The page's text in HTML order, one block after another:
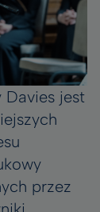
Davies jest
przez